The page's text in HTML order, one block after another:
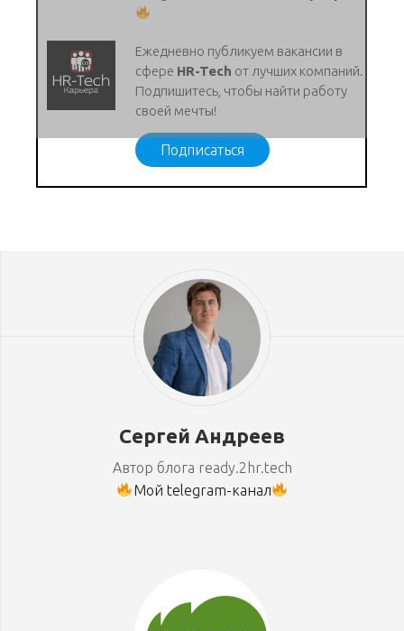
Ежедневно публикуем вакансии в
сфере HR-Tech от лучших компаний.
Подпишитесь, чтобы найти работу
своей мечты!
Подписаться
Сергей Андреев
Автор блога ready.2hr.tech
Мой telegram-канал